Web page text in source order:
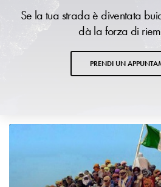
Se la tua strada è diventata
dà la forza di
PRENDI UN